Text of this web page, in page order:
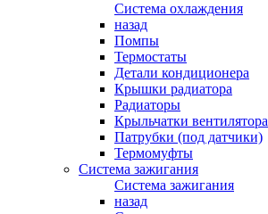
Система охлаждения
назад
Помпы
Термостаты
Детали кондиционера
Крышки радиатора
Радиаторы
Крыльчатки вентилятора
Патрубки (под датчики)
Термомуфты
Система зажигания
Система зажигания
назад